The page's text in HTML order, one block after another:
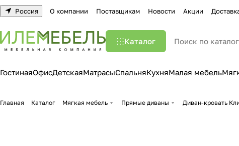
Россия О компании Поставщикам Новости Акции
Каталог
ГостинаяОфисДетскаяМатрасыСпальняКухняМалая мебель
Главная Каталог Мягкая мебель Прямые диваны Диван-кровать